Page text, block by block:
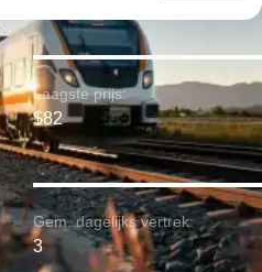
Laagste prijs:
$82
Gem. dagelijks vertrek:
3